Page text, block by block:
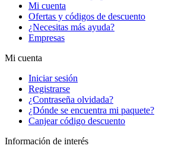
Mi cuenta
Ofertas y códigos de descuento
¿Necesitas más ayuda?
Empresas
Mi cuenta
Iniciar sesión
Registrarse
¿Contraseña olvidada?
¿Dónde se encuentra mi paquete?
Canjear código descuento
Información de interés